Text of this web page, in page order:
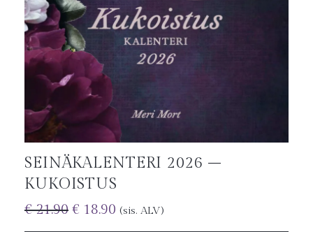
SEINÄKALENTERI 2026 –
KUKOISTUS
€21.90 € 18.90 (sis. ALV)